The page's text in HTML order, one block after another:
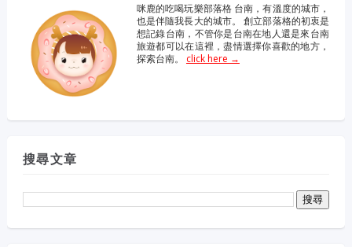
咪鹿的吃喝玩樂部落格 台南，有溫度的城市，
也是伴隨我長大的城市。 創立部落格的初衷是
想記錄台南，不管你是台南在地人還是來台南
旅遊都可以在這裡，盡情選擇你喜歡的地方，
探索台南。 click here →
搜尋文章